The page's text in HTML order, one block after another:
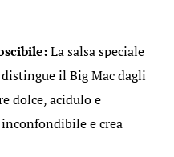
La salsa speciale
il Big Mac dagli
dolce, acidulo e
e crea